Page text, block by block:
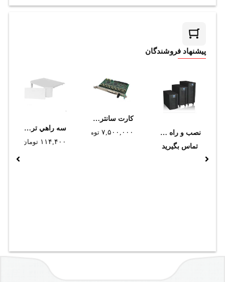
پیشنهاد فروشندگان
نصب و راه‌ اندازی دستگاه UPS تا ظرفیت 10KVA
تماس بگیرید
کارت سانترال پاناسونیک مدل KX-TDA0172 (استوک)
۷,۵۰۰,۰۰۰ تومان
سه راهي ترانکينگ سوپيتا 50*150
۱۱۴,۴۰۰ تومان